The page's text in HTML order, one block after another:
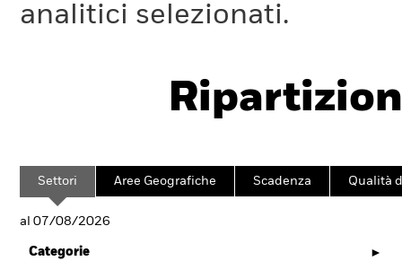
analitici selezionati.
Settori Aree Geografiche Scadenza Qualità
al 07/08/2026
Categorie